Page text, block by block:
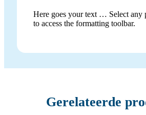
Here goes your text … Select any
to access the formatting toolbar.
Gerelateerde